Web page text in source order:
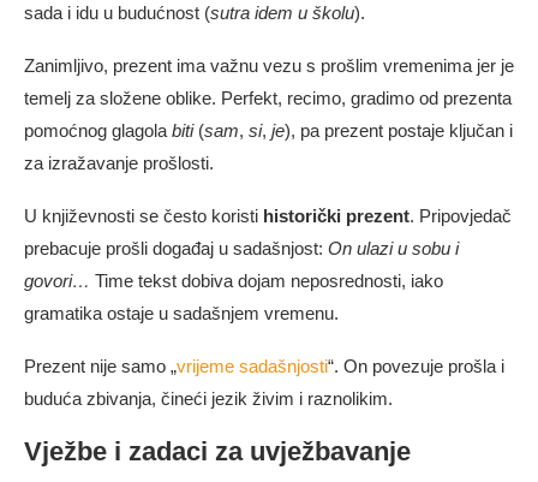
sada i idu u budućnost (sutra idem u školu).
Zanimljivo, prezent ima važnu vezu s prošlim vremenima jer je
temelj za složene oblike. Perfekt, recimo, gradimo od prezenta
pomoćnog glagola biti(sam, si, je), pa prezent postaje ključan i
za izražavanje prošlosti.
U književnosti se često koristi historički prezent. Pripovjedač
prebacuje prošli događaj u sadašnjost: On ulazi u sobu i
govori… Time tekst dobiva dojam neposrednosti, iako
gramatika ostaje u sadašnjem vremenu.
Prezent nije samo „vrijeme sadašnjosti“. On povezuje prošla i
buduća zbivanja, čineći jezik živim i raznolikim.
Vježbe i zadaci za uvježbavanje